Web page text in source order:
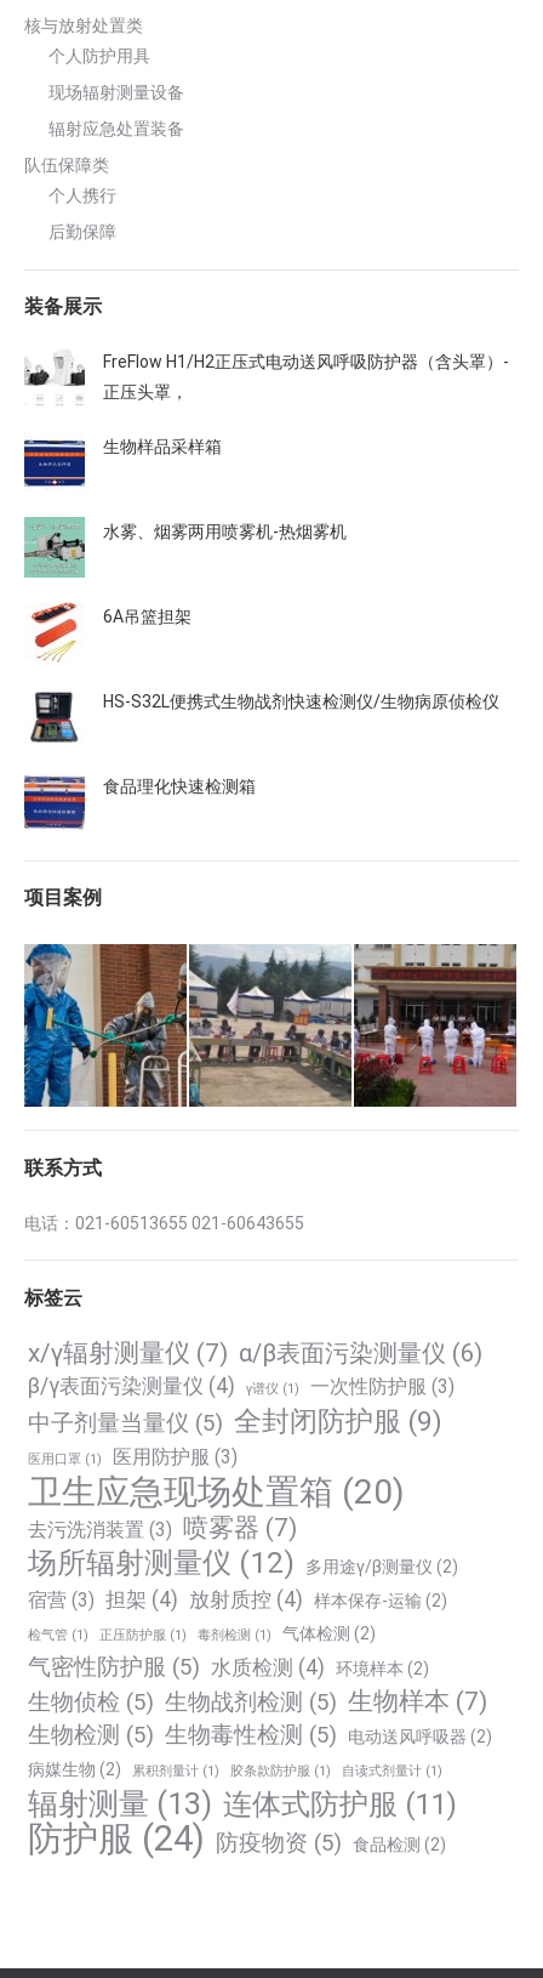
核与放射处置类
个人防护用具
现场辐射测量设备
辐射应急处置装备
队伍保障类
个人携行
后勤保障
装备展示
FreFlow H1/H2正压式电动送风呼吸防护器（含头罩）-
正压头罩，
生物样品采样箱
水雾、烟雾两用喷雾机-热烟雾机
6A吊篮担架
HS-S32L便携式生物战剂快速检测仪/生物病原侦检仪
食品理化快速检测箱
项目案例
联系方式
电话：021-60513655 021-60643655
标签云
x/γ辐射测量仪 (7) α/β表面污染测量仪 (6)
β/γ表面污染测量仪 (4) γ谱仪 (1) 一次性防护服 (3)
中子剂量当量仪 (5) 全封闭防护服 (9)
医用口罩 (1) 医用防护服 (3)
卫生应急现场处置箱 (20)
去污洗消装置 (3) 喷雾器 (7)
场所辐射测量仪 (12) 多用途γ/β测量仪 (2)
宿营 (3) 担架 (4) 放射质控 (4) 样本保存-运输 (2)
检气管 (1) 正压防护服 (1) 毒剂检测 (1) 气体检测 (2)
气密性防护服 (5) 水质检测 (4) 环境样本 (2)
生物侦检 (5) 生物战剂检测 (5) 生物样本 (7)
生物检测 (5) 生物毒性检测 (5) 电动送风呼吸器 (2)
病媒生物 (2) 累积剂量计 (1) 胶条款防护服 (1) 自读式剂量计 (1)
辐射测量 (13) 连体式防护服 (11)
防护服 (24) 防疫物资 (5) 食品检测 (2)